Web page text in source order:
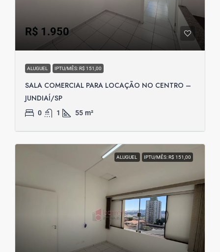
R$ 1.950
ALUGUEL IPTU/MÊS: R$ 151,00
SALA COMERCIAL PARA LOCAÇÃO NO CENTRO –
JUNDIAÍ/SP
0 1 55 m²
ALUGUEL IPTU/MÊS: R$ 151,00